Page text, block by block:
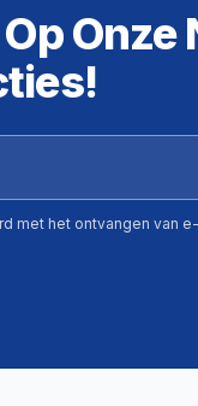
met het ontvangen van